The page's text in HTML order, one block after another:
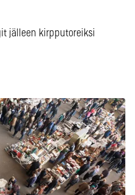
jälleen kirpputoreiksi